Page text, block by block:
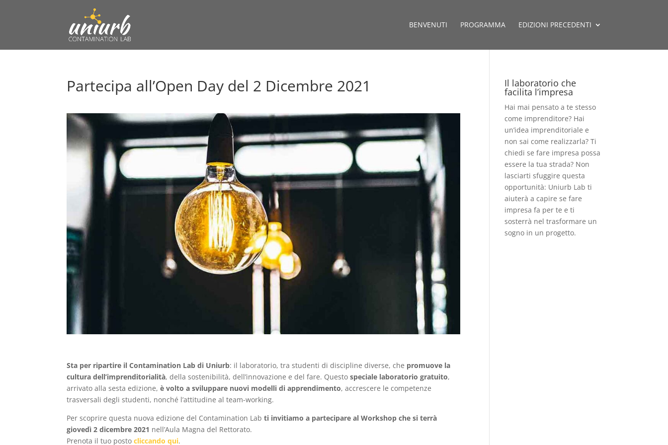
BENVENUTI PROGRAMMA EDIZIONI PRECEDENTI
Partecipa all’Open Day del 2 Dicembre 2021
Sta per ripartire il Contamination Lab di Uniurb: il laboratorio, tra studenti di discipline diverse, che promuove la
cultura dell’imprenditorialità, della sostenibilità, dell’innovazione e del fare. Questo speciale laboratorio gratuito,
arrivato alla sesta edizione,è volto a sviluppare nuovi modelli di apprendimento, accrescere le competenze
trasversali degli studenti, nonché l’attitudine al team-working.
Per scoprire questa nuova edizione del Contamination Lab ti invitiamo a partecipare al Workshop che si terrà
giovedì 2 dicembre 2021 nell’Aula Magna del Rettorato.
Prenota il tuo postocliccando qui.
Il laboratorio che
facilita l’impresa
Hai mai pensato a te stesso
come imprenditore? Hai
un’idea imprenditoriale e
non sai come realizzarla? Ti
chiedi se fare impresa possa
essere la tua strada? Non
lasciarti sfuggire questa
opportunità: Uniurb Lab ti
aiuterà a capire se fare
impresa fa per te e ti
sosterrà nel trasformare un
sogno in un progetto.